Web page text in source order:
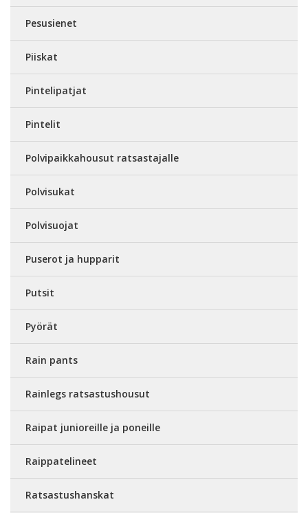
Pesusienet
Piiskat
Pintelipatjat
Pintelit
Polvipaikkahousut ratsastajalle
Polvisukat
Polvisuojat
Puserot ja hupparit
Putsit
Pyörät
Rain pants
Rainlegs ratsastushousut
Raipat junioreille ja poneille
Raippatelineet
Ratsastushanskat